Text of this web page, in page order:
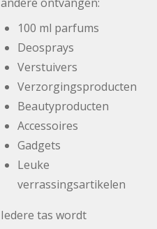
100 ml parfums
Deosprays
Verstuivers
Verzorgingsproducten
Beautyproducten
Accessoires
Gadgets
Leuke
verrassingsartikelen
Iedere tas wordt